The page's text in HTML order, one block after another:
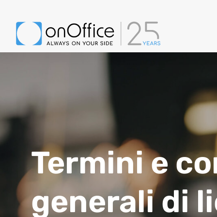
Termini e
generali di